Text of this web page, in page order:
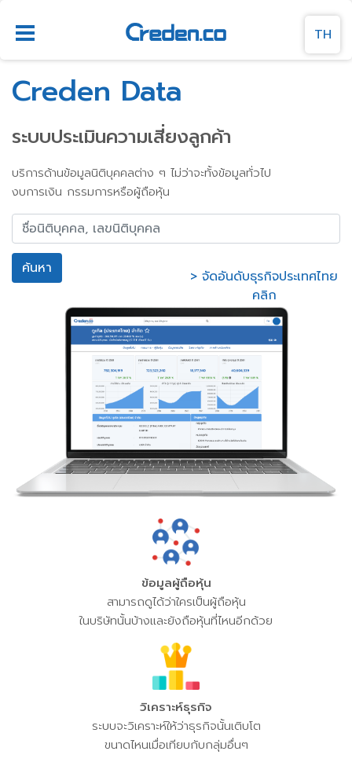
TH
Creden Data
ระบบประเมินความเสี่ยงลูกค้า
บริการด้านข้อมูลนิติบุคคลต่าง ๆ ไม่ว่าจะทั้งข้อมูลทั่วไป
งบการเงิน กรรมการหรือผู้ถือหุ้น
ค้นหา
> จัดอันดับธุรกิจประเทศไทย
คลิก
ข้อมูลผู้ถือหุ้น
สามารถดูได้ว่าใครเป็นผู้ถือหุ้น
ในบริษัทนั้นบ้างและยังถือหุ้นที่ไหนอีกด้วย
วิเคราะห์ธุรกิจ
ระบบจะวิเคราะห์ให้ว่าธุรกิจนั้นเติบโต
ขนาดไหนเมื่อเทียบกับกลุ่มอื่นๆ